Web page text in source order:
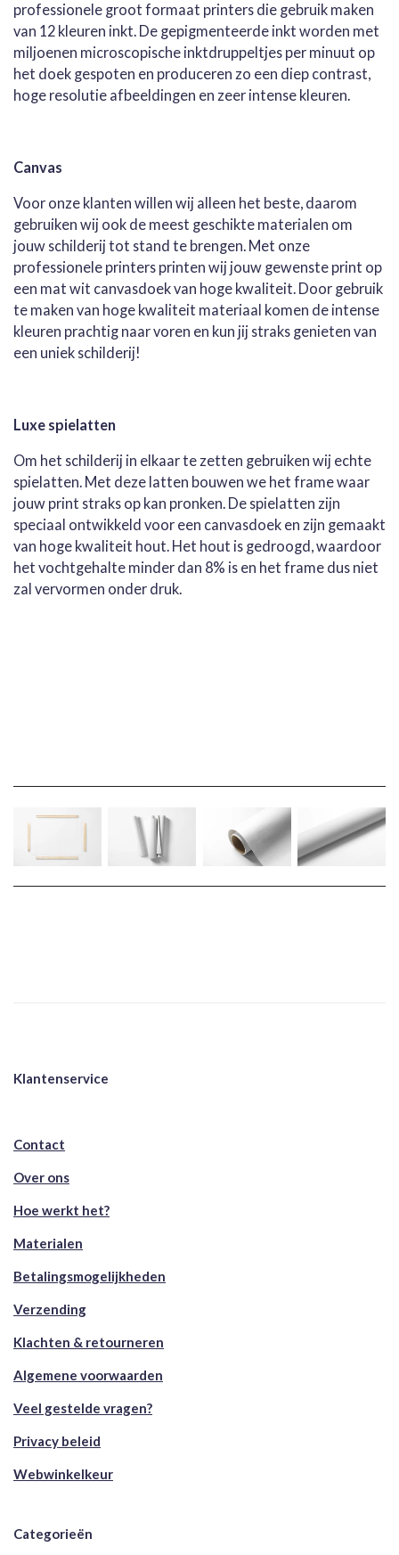
professionele groot formaat printers die gebruik maken
van 12 kleuren inkt. De gepigmenteerde inkt worden met
miljoenen microscopische inktdruppeltjes per minuut op
het doek gespoten en produceren zo een diep contrast,
hoge resolutie afbeeldingen en zeer intense kleuren.
Canvas
Voor onze klanten willen wij alleen het beste, daarom
gebruiken wij ook de meest geschikte materialen om
jouw schilderij tot stand te brengen. Met onze
professionele printers printen wij jouw gewenste print op
een mat wit canvasdoek van hoge kwaliteit. Door gebruik
te maken van hoge kwaliteit materiaal komen de intense
kleuren prachtig naar voren en kun jij straks genieten van
een uniek schilderij!
Luxe spielatten
Om het schilderij in elkaar te zetten gebruiken wij echte
spielatten. Met deze latten bouwen we het frame waar
jouw print straks op kan pronken. De spielatten zijn
speciaal ontwikkeld voor een canvasdoek en zijn gemaakt
van hoge kwaliteit hout. Het hout is gedroogd, waardoor
het vochtgehalte minder dan 8% is en het frame dus niet
zal vervormen onder druk.
Klantenservice
Contact
Over ons
Hoe werkt het?
Materialen
Betalingsmogelijkheden
Verzending
Klachten & retourneren
Algemene voorwaarden
Veel gestelde vragen?
Privacy beleid
Webwinkelkeur
Categorieën